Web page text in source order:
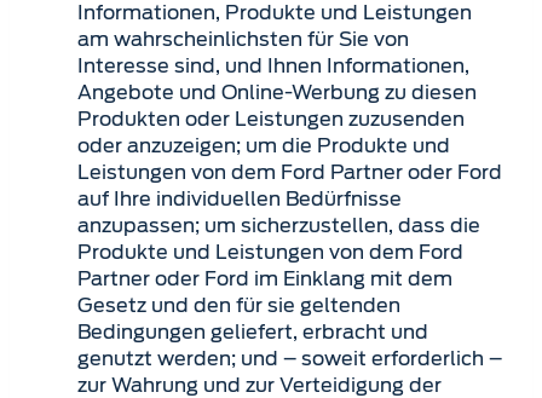
Informationen, Produkte und Leistungen
am wahrscheinlichsten für Sie von
Interesse sind, und Ihnen Informationen,
Angebote und Online-Werbung zu diesen
Produkten oder Leistungen zuzusenden
oder anzuzeigen; um die Produkte und
Leistungen von dem Ford Partner oder Ford
auf Ihre individuellen Bedürfnisse
anzupassen; um sicherzustellen, dass die
Produkte und Leistungen von dem Ford
Partner oder Ford im Einklang mit dem
Gesetz und den für sie geltenden
Bedingungen geliefert, erbracht und
genutzt werden; und – soweit erforderlich –
zur Wahrung und zur Verteidigung der